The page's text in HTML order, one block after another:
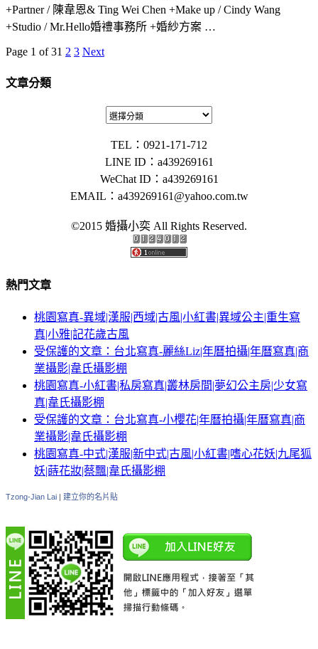
+Partner / 陳韋恩& Ting Wei Chen +Make up / Cindy Wang
+Studio / Mr.Hello婚禮事務所 +婚紗方案 …
Page 1 of 31 2 3 Next
文章分類
TEL：0921-171-712
LINE ID：a439269161
WeChat ID：a439269161
EMAIL： a439269161@yahoo.com.tw
©2015 婚攝小奕 All Rights Reserved.
熱門文章
桃園寫真-異域|漢服|西域|古風|小紅書|異域公主|重生寫
真|小雅|記花歲古風
受保護的文章：台北寫真-麗絲Liz|年曆拍攝|年曆寫真|商
業攝影|韋氏攝影棚
桃園寫真-小紅書|私房寫真|叢林房間|夢幻公主房|少女寫
真|韋氏攝影棚
受保護的文章：台北寫真-小櫻花|年曆拍攝|年曆寫真|商
業攝影|韋氏攝影棚
桃園寫真-中式|漢服|新中式|古風|小紅書|嗜心花妖|九尾狐
妖|蒔花妝|蔡飄|韋氏攝影棚
Tzong-Jian Lai 建立你的名片貼